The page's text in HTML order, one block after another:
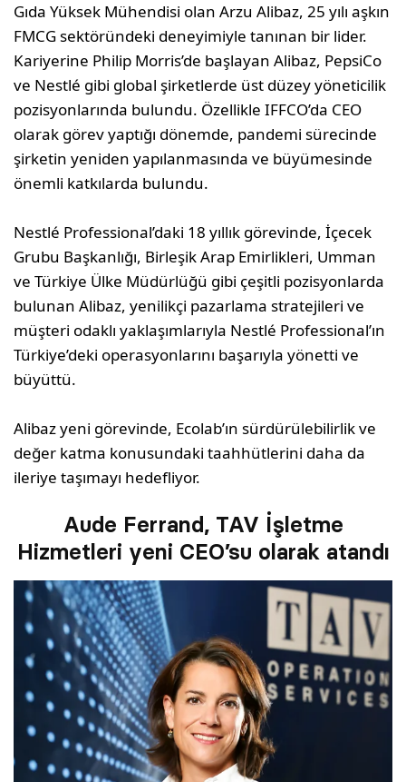
Gıda Yüksek Mühendisi olan Arzu Alibaz, 25 yılı aşkın
FMCG sektöründeki deneyimiyle tanınan bir lider.
Kariyerine Philip Morris’de başlayan Alibaz, PepsiCo
ve Nestlé gibi global şirketlerde üst düzey yöneticilik
pozisyonlarında bulundu. Özellikle IFFCO’da CEO
olarak görev yaptığı dönemde, pandemi sürecinde
şirketin yeniden yapılanmasında ve büyümesinde
önemli katkılarda bulundu.
Nestlé Professional’daki 18 yıllık görevinde, İçecek
Grubu Başkanlığı, Birleşik Arap Emirlikleri, Umman
ve Türkiye Ülke Müdürlüğü gibi çeşitli pozisyonlarda
bulunan Alibaz, yenilikçi pazarlama stratejileri ve
müşteri odaklı yaklaşımlarıyla Nestlé Professional’ın
Türkiye’deki operasyonlarını başarıyla yönetti ve
büyüttü.
Alibaz yeni görevinde, Ecolab’ın sürdürülebilirlik ve
değer katma konusundaki taahhütlerini daha da
ileriye taşımayı hedefliyor.
Aude Ferrand, TAV İşletme
Hizmetleri yeni CEO’su olarak atandı